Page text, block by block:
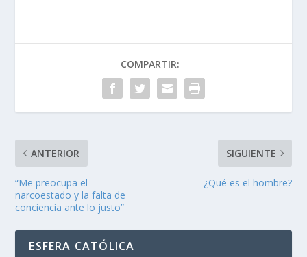
COMPARTIR:
ANTERIOR
“Me preocupa el
narcoestado y la falta de
conciencia ante lo justo”
SIGUIENTE
¿Qué es el hombre?
ESFERA CATÓLICA